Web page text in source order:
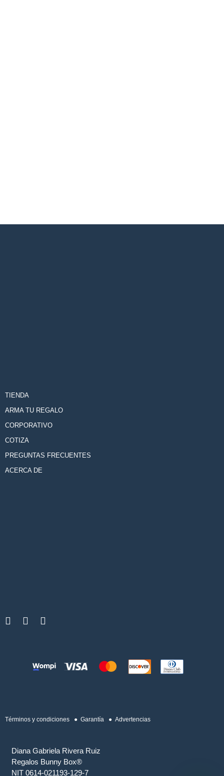
TIENDA
ARMA TU REGALO
CORPORATIVO
COTIZA
PREGUNTAS FRECUENTES
ACERCA DE
Términos y condiciones ● Garantía ● Advertencias
Diana Gabriela Rivera Ruiz
Regalos Bunny Box®
NIT 0614-021193-129-7